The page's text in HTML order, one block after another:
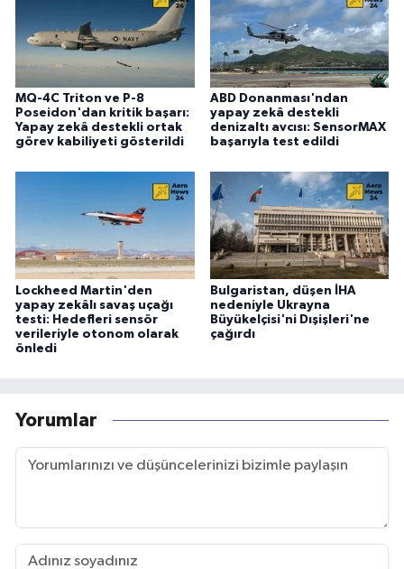
MQ-4C Triton ve P-8
Poseidon'dan kritik başarı:
Yapay zekâ destekli ortak
görev kabiliyeti gösterildi
ABD Donanması'ndan
yapay zekâ destekli
denizaltı avcısı: SensorMAX
başarıyla test edildi
Lockheed Martin'den
yapay zekâlı savaş uçağı
testi: Hedefleri sensör
verileriyle otonom olarak
önledi
Bulgaristan, düşen İHA
nedeniyle Ukrayna
Büyükelçisi'ni Dışişleri'ne
çağırdı
Yorumlar